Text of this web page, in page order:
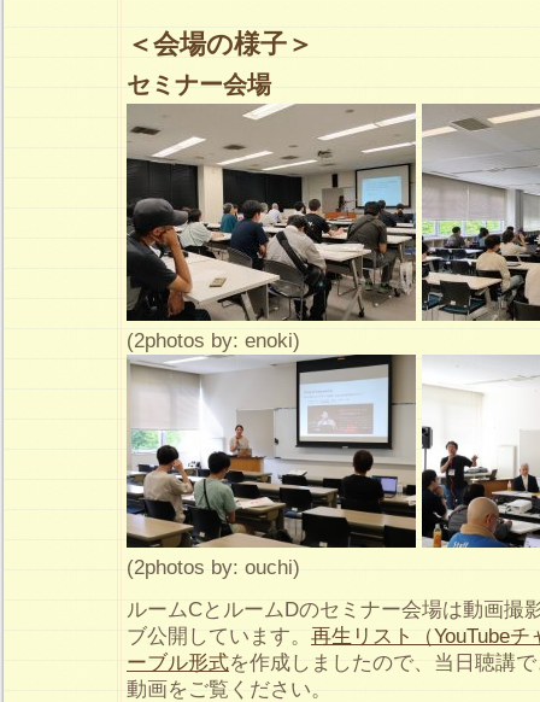
＜会場の様子＞
セミナー会場
(2photos by: enoki)
(2photos by: ouchi)
ルームCとルームDのセミナー会場は動画撮
ブ公開しています。 再生リスト（YouTubeチ
ーブル形式を作成しましたので、当日聴講
動画をご覧ください。